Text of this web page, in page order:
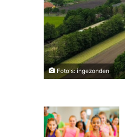
Foto's: ingezonden